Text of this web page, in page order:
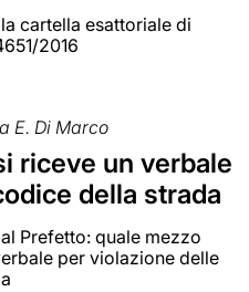
cartella esattoriale di
2016
E. Di Marco
riceve un verbale
della strada
Prefetto: quale mezzo
per violazione delle